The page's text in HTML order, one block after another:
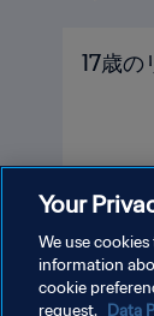
17歳
Your
We use
information
cookie
request. Data